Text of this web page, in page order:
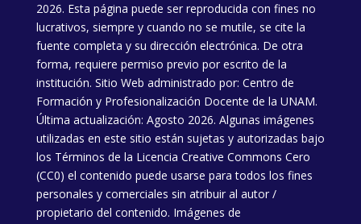
2026. Esta página puede ser reproducida con fines no
lucrativos, siempre y cuando no se mutile, se cite la
fuente completa y su dirección electrónica. De otra
forma, requiere permiso previo por escrito de la
institución. Sitio Web administrado por: Centro de
Formación y Profesionalización Docente de la UNAM.
Última actualización: Agosto 2026. Algunas imágenes
utilizadas en este sitio están sujetas y autorizadas bajo
los Términos de la Licencia Creative Commons Cero
(CC0) el contenido puede usarse para todos los fines
personales y comerciales sin atribuir al autor /
propietario del contenido. Imágenes de